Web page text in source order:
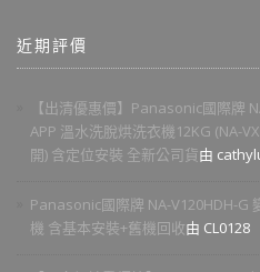
近期評價
【出清優惠價】Panasonic國際牌
APP 溫水洗脫烘洗衣機12KG (NA-
開) 含定位安裝 全新公司貨由
Panasonic國際牌 NA-V120HDH-G
機 含基本安裝+舊機回收由 CL0128